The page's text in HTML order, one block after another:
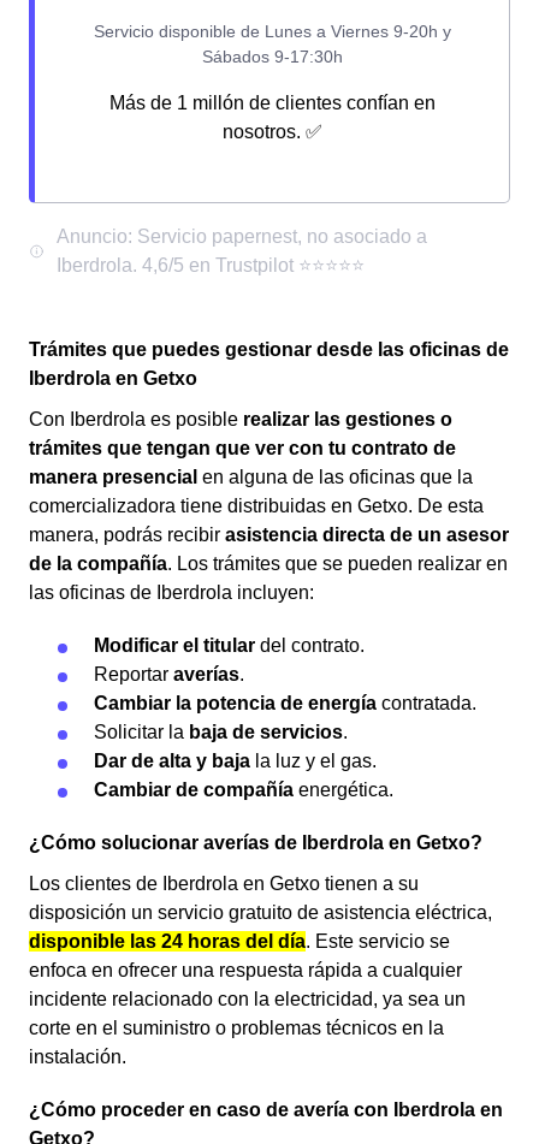
Más de 1 millón de clientes confían en
nosotros. ✅
Trámites que puedes gestionar desde las oficinas de
Iberdrola en Getxo
Con Iberdrola es posible realizar las gestiones o
trámites que tengan que ver con tu contrato de
manera presencial en alguna de las oficinas que la
comercializadora tiene distribuidas en Getxo. De esta
manera, podrás recibir asistencia directa de un asesor
de la compañía. Los trámites que se pueden realizar en
las oficinas de Iberdrola incluyen:
Modificar el titular del contrato.
Reportar averías.
Cambiar la potencia de energía contratada.
Solicitar la baja de servicios.
Dar de alta y baja la luz y el gas.
Cambiar de compañía energética.
¿Cómo solucionar averías de Iberdrola en Getxo?
Los clientes de Iberdrola en Getxo tienen a su
disposición un servicio gratuito de asistencia eléctrica,
disponible las 24 horas del día. Este servicio se
enfoca en ofrecer una respuesta rápida a cualquier
incidente relacionado con la electricidad, ya sea un
corte en el suministro o problemas técnicos en la
instalación.
¿Cómo proceder en caso de avería con Iberdrola en
Getxo?